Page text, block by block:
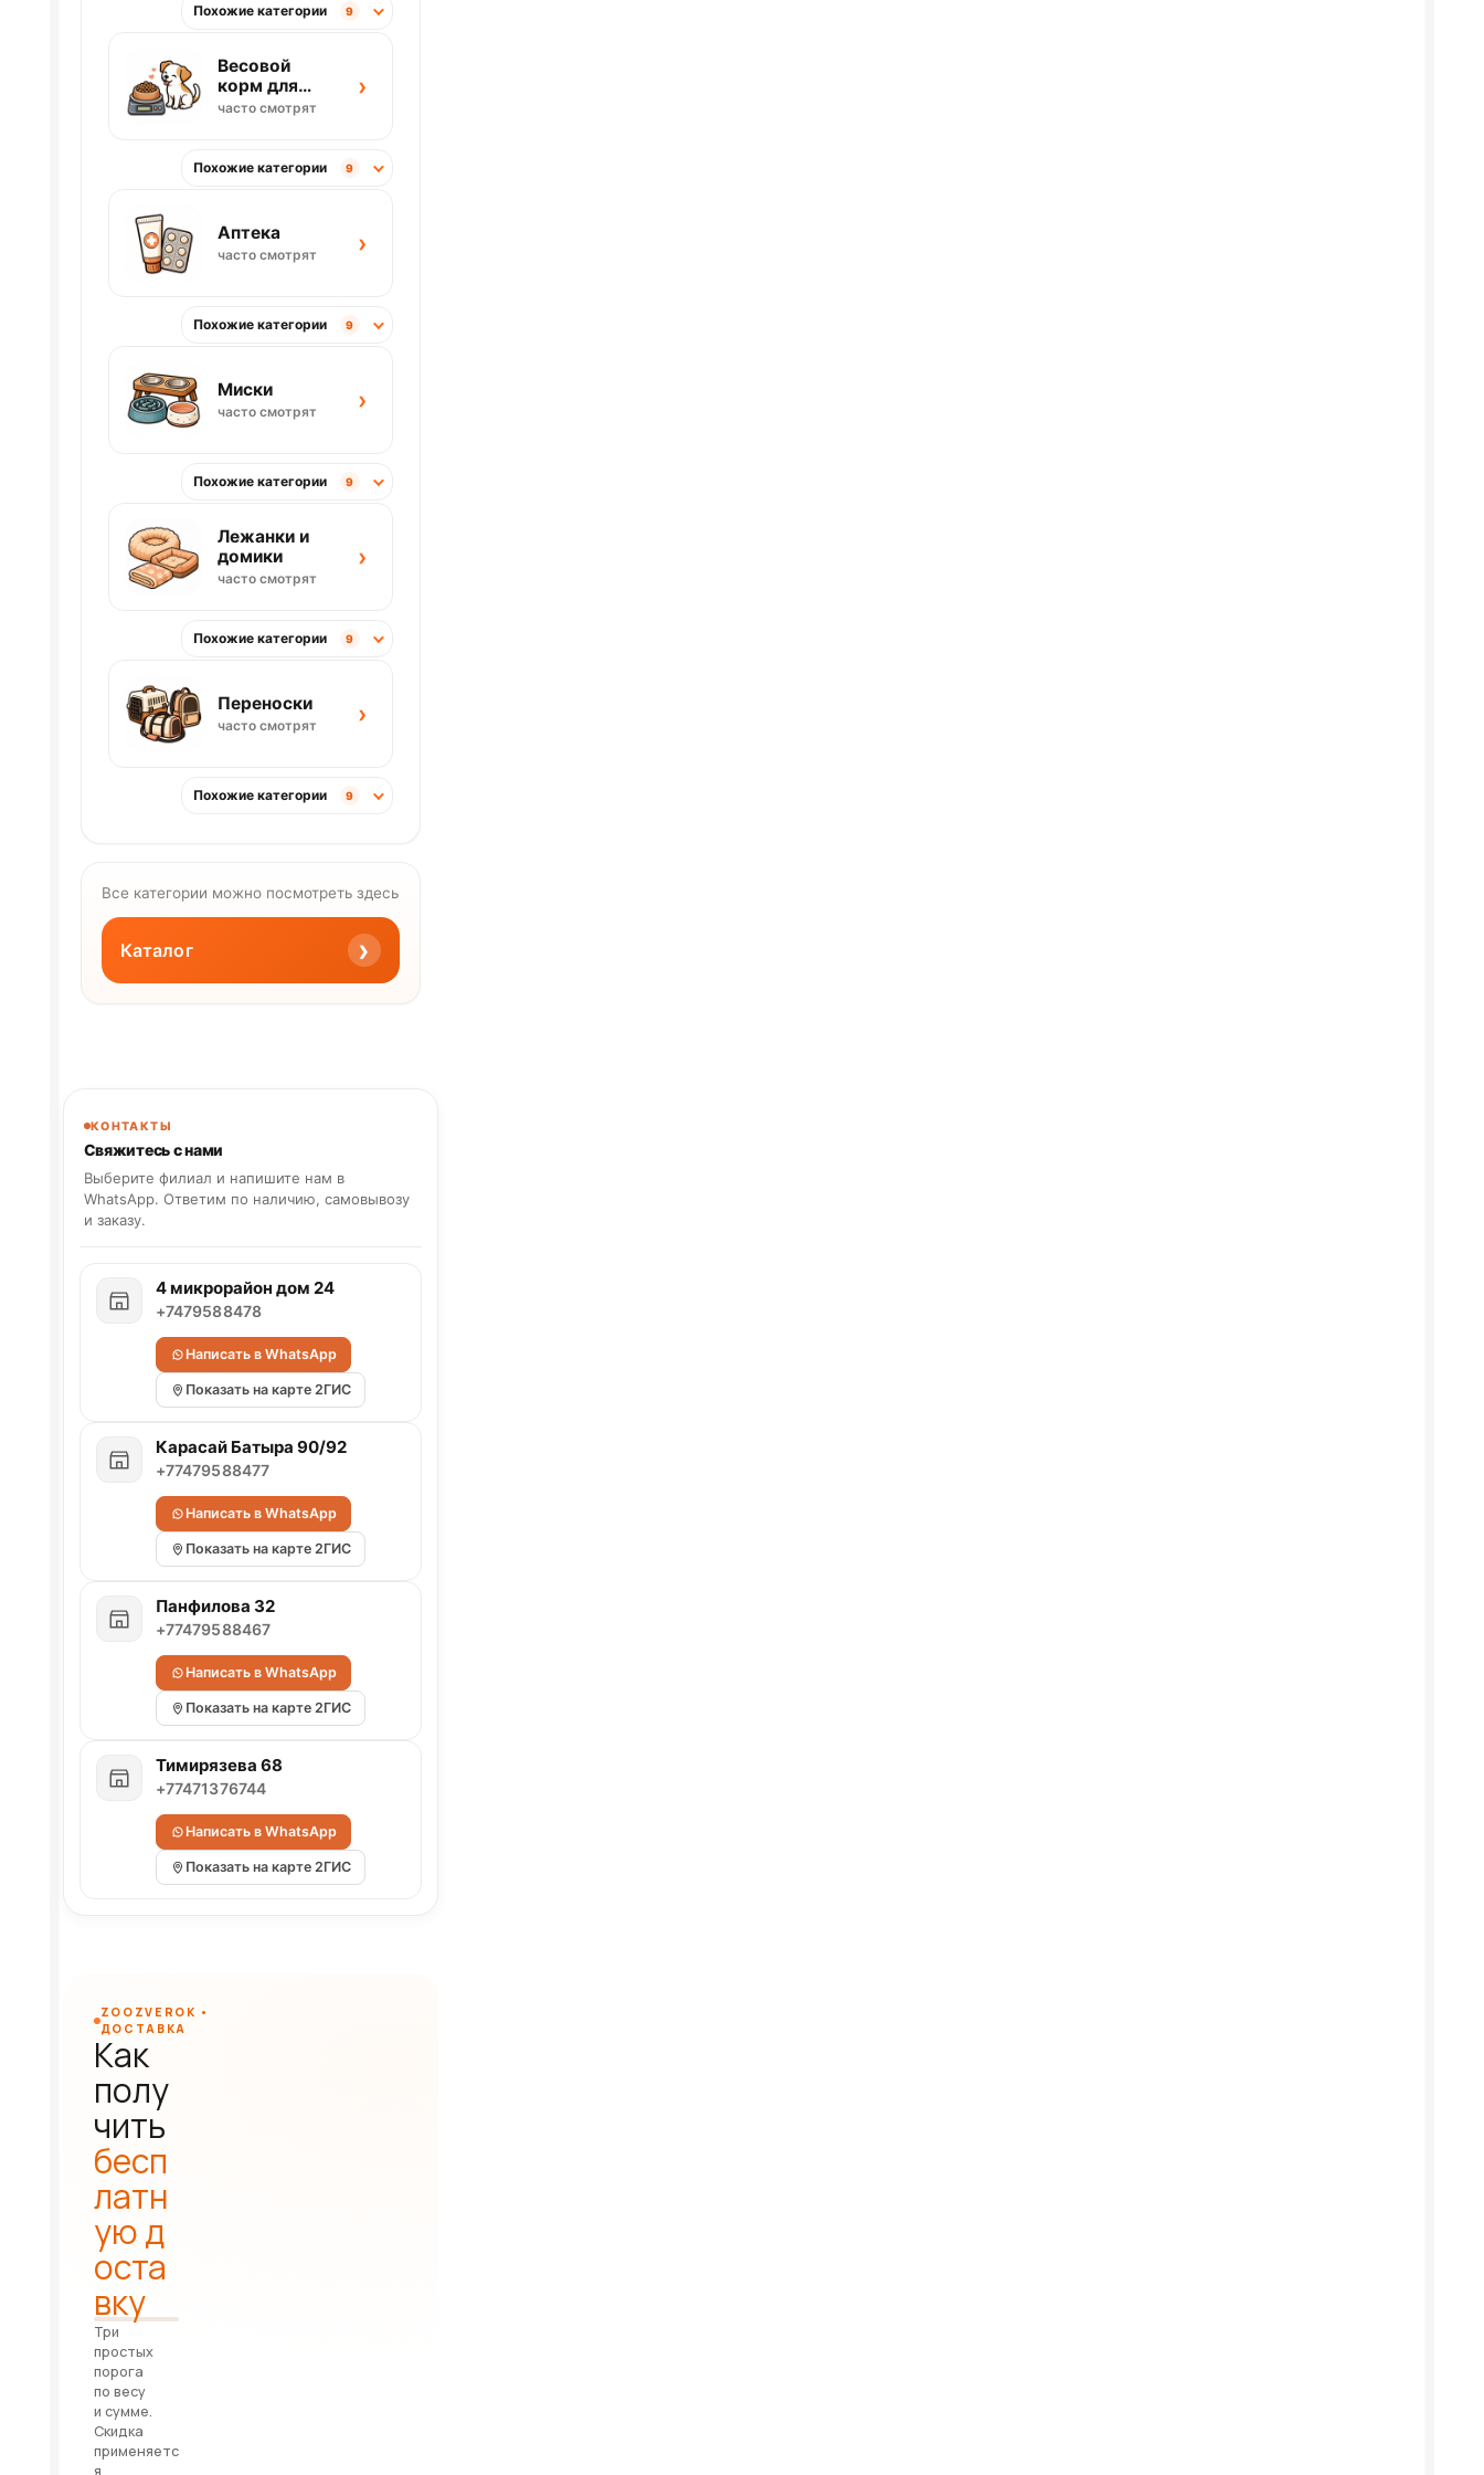
Похожие категории 9
Весовой
корм для
собак
часто смотрят
›
Похожие категории 9
Аптека
часто смотрят ›
Похожие категории 9
Миски
часто смотрят ›
Похожие категории 9
Лежанки и
домики
часто смотрят
›
Похожие категории 9
Переноски
часто смотрят ›
Похожие категории 9
Все категории можно посмотреть здесь
Каталог ›
КОНТАКТЫ
Свяжитесь с нами
Выберите филиал и напишите нам в
WhatsApp. Ответим по наличию, самовывозу
и заказу.
4 микрорайон дом 24
+7479588478
Написать в WhatsApp
Показать на карте 2ГИС
Карасай Батыра 90/92
+77479588477
Написать в WhatsApp
Показать на карте 2ГИС
Панфилова 32
+77479588467
Написать в WhatsApp
Показать на карте 2ГИС
Тимирязева 68
+77471376744
Написать в WhatsApp
Показать на карте 2ГИС
ZOOZVEROK •
ДОСТАВКА
Как
полу
чить
бесп
латн
ую д
оста
вку
Три
простых
порога
по весу
и сумме.
Скидка
применяетс
я